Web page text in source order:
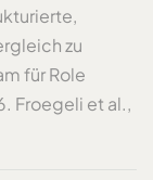
zu
für Role
Froegeli et al.,